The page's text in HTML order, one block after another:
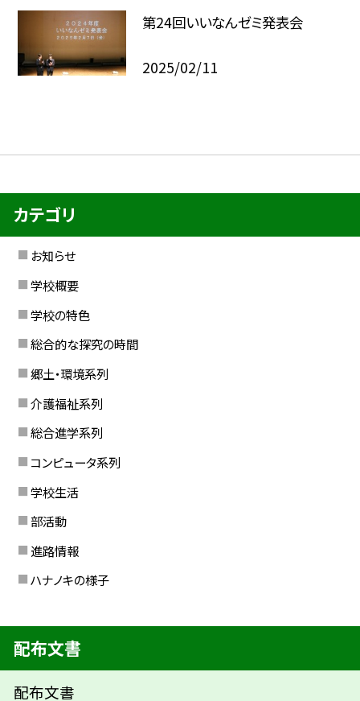
第24回いいなんゼミ発表会
2025/02/11
カテゴリ
お知らせ
学校概要
学校の特色
総合的な探究の時間
郷土・環境系列
介護福祉系列
総合進学系列
コンピュータ系列
学校生活
部活動
進路情報
ハナノキの様子
配布文書
配布文書